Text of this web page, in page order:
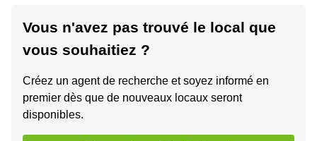
Vous n'avez pas trouvé le local que
vous souhaitiez ?
Créez un agent de recherche et soyez informé en
premier dès que de nouveaux locaux seront
disponibles.